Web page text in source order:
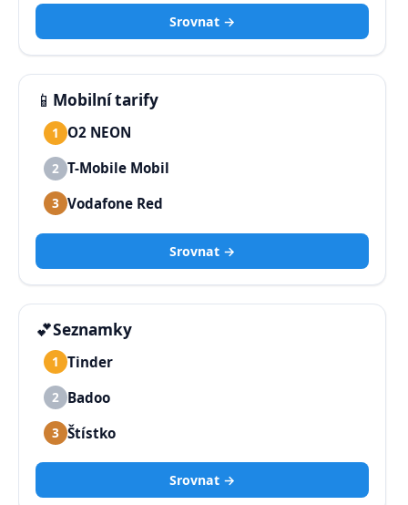
Srovnat →
📱 Mobilní tarify
1 O2 NEON
2 T-Mobile Mobil
3 Vodafone Red
Srovnat →
💕Seznamky
1 Tinder
2 Badoo
3 Štístko
Srovnat →